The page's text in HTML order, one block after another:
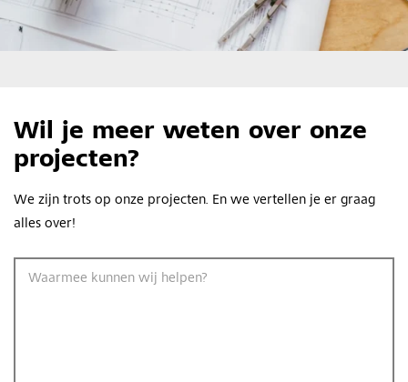
Wil je meer weten over onze
projecten?
We zijn trots op onze projecten. En we vertellen je er graag
alles over!
Waarmee kunnen wij helpen?